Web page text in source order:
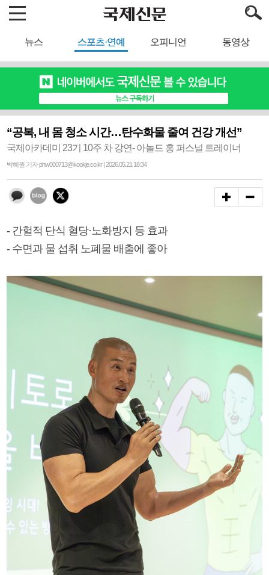
뉴스 스포츠·연예 오피니언 동영상
“공복, 내 몸 청소 시간…탄수화물 줄여 건강 개선”
국제아카데미 23기 10주 차 강연- 아놀드 홍 퍼스널 트레이너
박혜원 기자 phw000713@kookje.co.kr | 2026.05.21 18:34
- 간헐적 단식 혈당·노화방지 등 효과
- 수면과 물 섭취 노폐물 배출에 좋아